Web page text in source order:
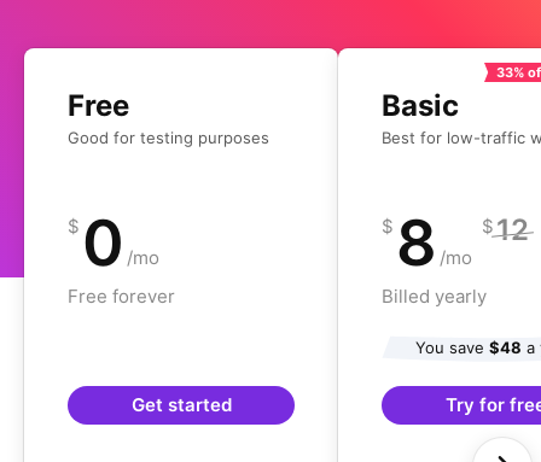
Free
Good for testing purposes
$ 0 /mo
Free forever
Get started
Basic
Best for low-traffic
33%
$ 8 /mo
$12
Billed yearly
You save $48 a
Try for